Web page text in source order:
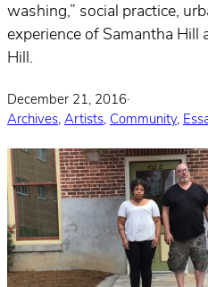
washing,” social practice,
experience of Samantha Hill
Hill.
December 21, 2016·
Archives, Artists, Community,